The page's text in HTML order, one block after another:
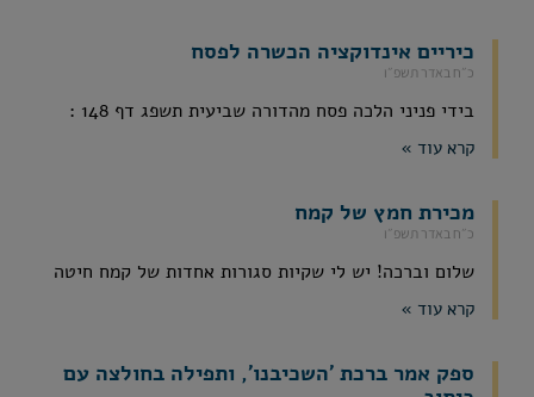
כיריים אינדוקציה הכשרה לפסח
כ״ח באדר תשפ״ו
בידי פניני הלכה פסח מהדורה שביעית תשפג דף 148 :
קרא עוד »
מכירת חמץ של קמח
כ״ח באדר תשפ״ו
שלום וברכה! יש לי שקיות סגורות אחדות של קמח חיטה
קרא עוד »
ספק אמר ברכת 'השכיבנו', ותפילה בחולצה עם